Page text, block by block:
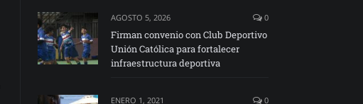
AGOSTO 5, 2026 0
Firman convenio con Club Deportivo
Unión Católica para fortalecer
infraestructura deportiva
ENERO 1, 2021 0